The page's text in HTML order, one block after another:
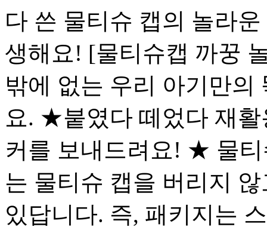
다 쓴 물티슈 캡의 놀라
생해요! [물티슈캡 까꿍
밖에 없는 우리 아기만
요. ★붙였다 떼었다 재
커를 보내드려요! ★ 물
는 물티슈 캡을 버리지
있답니다. 즉, 패키지는